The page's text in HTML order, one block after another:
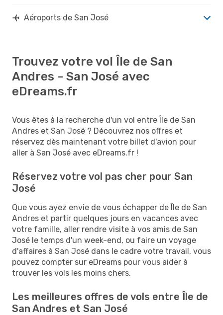
Aéroports de San José
Trouvez votre vol Île de San
Andres - San José avec
eDreams.fr
Vous êtes à la recherche d'un vol entre Île de San
Andres et San José ? Découvrez nos offres et
réservez dès maintenant votre billet d'avion pour
aller à San José avec eDreams.fr !
Réservez votre vol pas cher pour San
José
Que vous ayez envie de vous échapper de Île de San
Andres et partir quelques jours en vacances avec
votre famille, aller rendre visite à vos amis de San
José le temps d'un week-end, ou faire un voyage
d'affaires à San José dans le cadre votre travail, vous
pouvez compter sur eDreams pour vous aider à
trouver les vols les moins chers.
Les meilleures offres de vols entre Île de
San Andres et San José